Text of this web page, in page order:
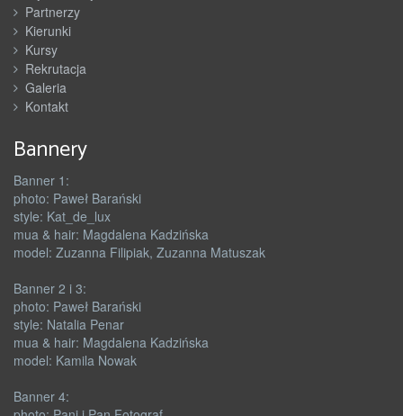
Partnerzy
Kierunki
Kursy
Rekrutacja
Galeria
Kontakt
Bannery
Banner 1:
photo: Paweł Barański
style: Kat_de_lux
mua & hair: Magdalena Kadzińska
model: Zuzanna Filipiak, Zuzanna Matuszak
Banner 2 i 3:
photo: Paweł Barański
style: Natalia Penar
mua & hair: Magdalena Kadzińska
model: Kamila Nowak
Banner 4: